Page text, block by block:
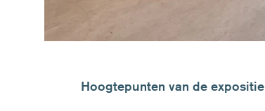
Hoogtepunten van de expositie